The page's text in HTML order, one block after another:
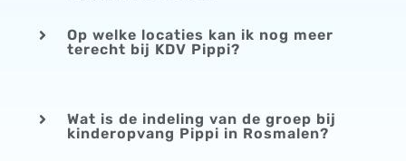
Op welke locaties kan ik nog meer
terecht bij KDV Pippi?
Wat is de indeling van de groep bij
kinderopvang Pippi in Rosmalen?